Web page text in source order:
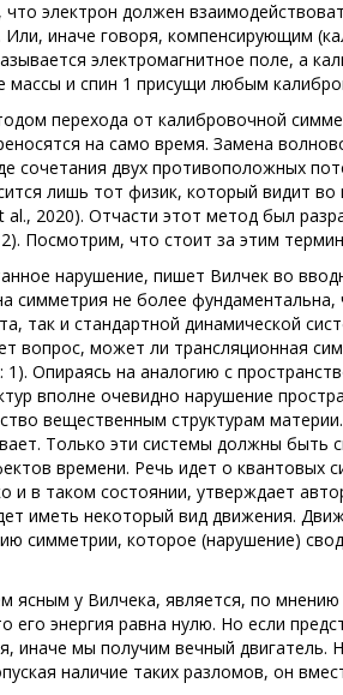
электрон должен
Или, иначе говоря, компенсирующим
электромагнитное поле, а
массы и спин 1 присущи любым
перехода от калибровочной
на само время. Замена
сочетания двух противоположных
лишь тот физик, который видит
al., 2020). Отчасти этот метод был
Посмотрим, что стоит за этим
нарушение, пишет Вилчек во
симметрия не более
так и стандартной динамической
вопрос, может ли трансляционная
1). Опираясь на аналогию с
вполне очевидно нарушение
вещественным структурам
Только эти системы должны быть
времени. Речь идет о квантовых
и в таком состоянии, утверждает
иметь некоторый вид движения.
симметрии, которое (нарушение)
ясным у Вилчека, является, по
его энергия равна нулю. Но если
иначе мы получим вечный
наличие таких разломов, он